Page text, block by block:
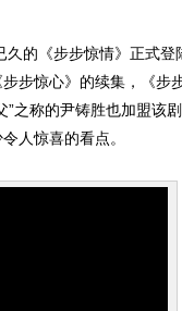
的《步步惊情》正式登
步惊心》的续集，《步
”之称的尹铸胜也加盟该
人惊喜的看点。